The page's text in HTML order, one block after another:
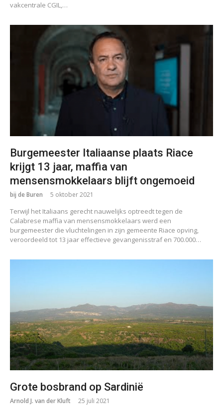
vakcentrale CGIL,…
Burgemeester Italiaanse plaats Riace
krijgt 13 jaar, maffia van
mensensmokkelaars blijft ongemoeid
bij de Buren 5 oktober 2021
Terwijl het Italiaans gerecht nauwelijks optreedt tegen de
Calabrese maffia van mensensmokkelaars werd een
burgemeester die vluchtelingen in zijn gemeente Riace opving,
veroordeeld tot 13 jaar effectieve gevangenisstraf en 700.000…
Grote bosbrand op Sardinië
Arnold J. van der Kluft 25 juli 2021